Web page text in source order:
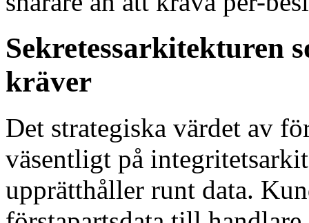
Sekretessarkitekturen
kräver
Det strategiska värdet av
väsentligt på
upprätthåller runt data.